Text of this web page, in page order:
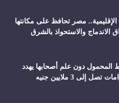
الإقليمية.. مصر تحافظ على مكانتها
الاندماج والاستحواذ بالشرق
دون علم أصحابها يهدد
إلى 3 ملايين جنيه